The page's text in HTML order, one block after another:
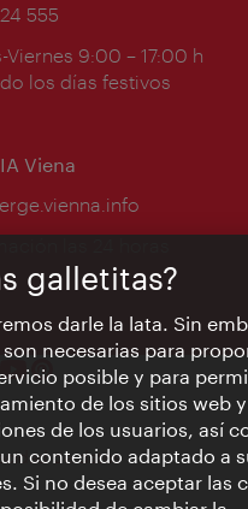
555
Viernes 9:00 – 17:00 h
los días festivos
Viena
de datos
galletitas?
darle la lata. Sin
necesarias para
posible y para
de los sitios web y
de los usuarios, así
contenido adaptado a
Si no desea aceptar las